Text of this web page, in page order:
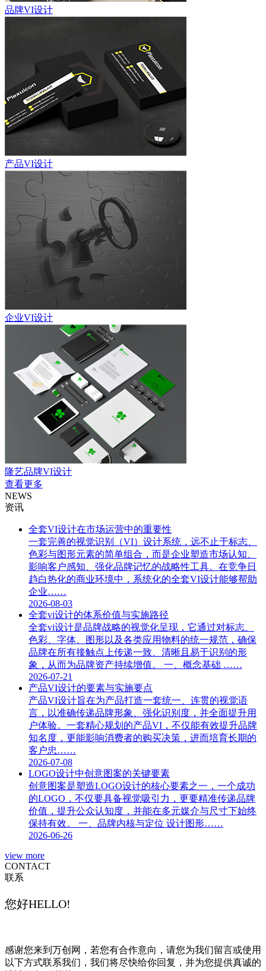
品牌VI设计
产品VI设计
企业VI设计
隆艺品牌VI设计
查看更多
NEWS
资讯
全套VI设计在市场运营中的重要性
一套完善的视觉识别（VI）设计系统，远不止于标志、
色彩与图形元素的简单组合，而是企业塑造市场认知、
影响客户感知、强化品牌记忆的战略性工具。在竞争日
趋白热化的商业环境中，系统化的全套VI设计能够帮助
企业……
2026-08-03
全套vi设计的体系价值与实施路径
全套vi设计是品牌战略的视觉化呈现，它通过对标志、
色彩、字体、图形以及各类应用物料的统一规范，确保
品牌在所有接触点上传递一致、清晰且易于识别的形
象，从而为品牌资产持续增值。 一、概念基础 ……
2026-07-21
产品VI设计的要素与实施要点
产品VI设计旨在为产品打造一套统一、连贯的视觉语
言，以准确传递品牌形象、强化识别度，并全面提升用
户体验。一套精心规划的产品VI，不仅能有效提升品牌
知名度，更能影响消费者的购买决策，进而培育长期的
客户忠……
2026-07-08
LOGO设计中创意图案的关键要素
创意图案是塑造LOGO设计的核心要素之一，一个成功
的LOGO，不仅要具备视觉吸引力，更要精准传递品牌
价值，提升公众认知度，并能在多元媒介与尺寸下始终
保持有效。 一、品牌内核与定位 设计图形……
2026-06-26
view more
CONTACT
联系
您好HELLO!
感谢您来到万创网，若您有合作意向，请您为我们留言或使用
以下方式联系我们，我们将尽快给你回复，并为您提供真诚的